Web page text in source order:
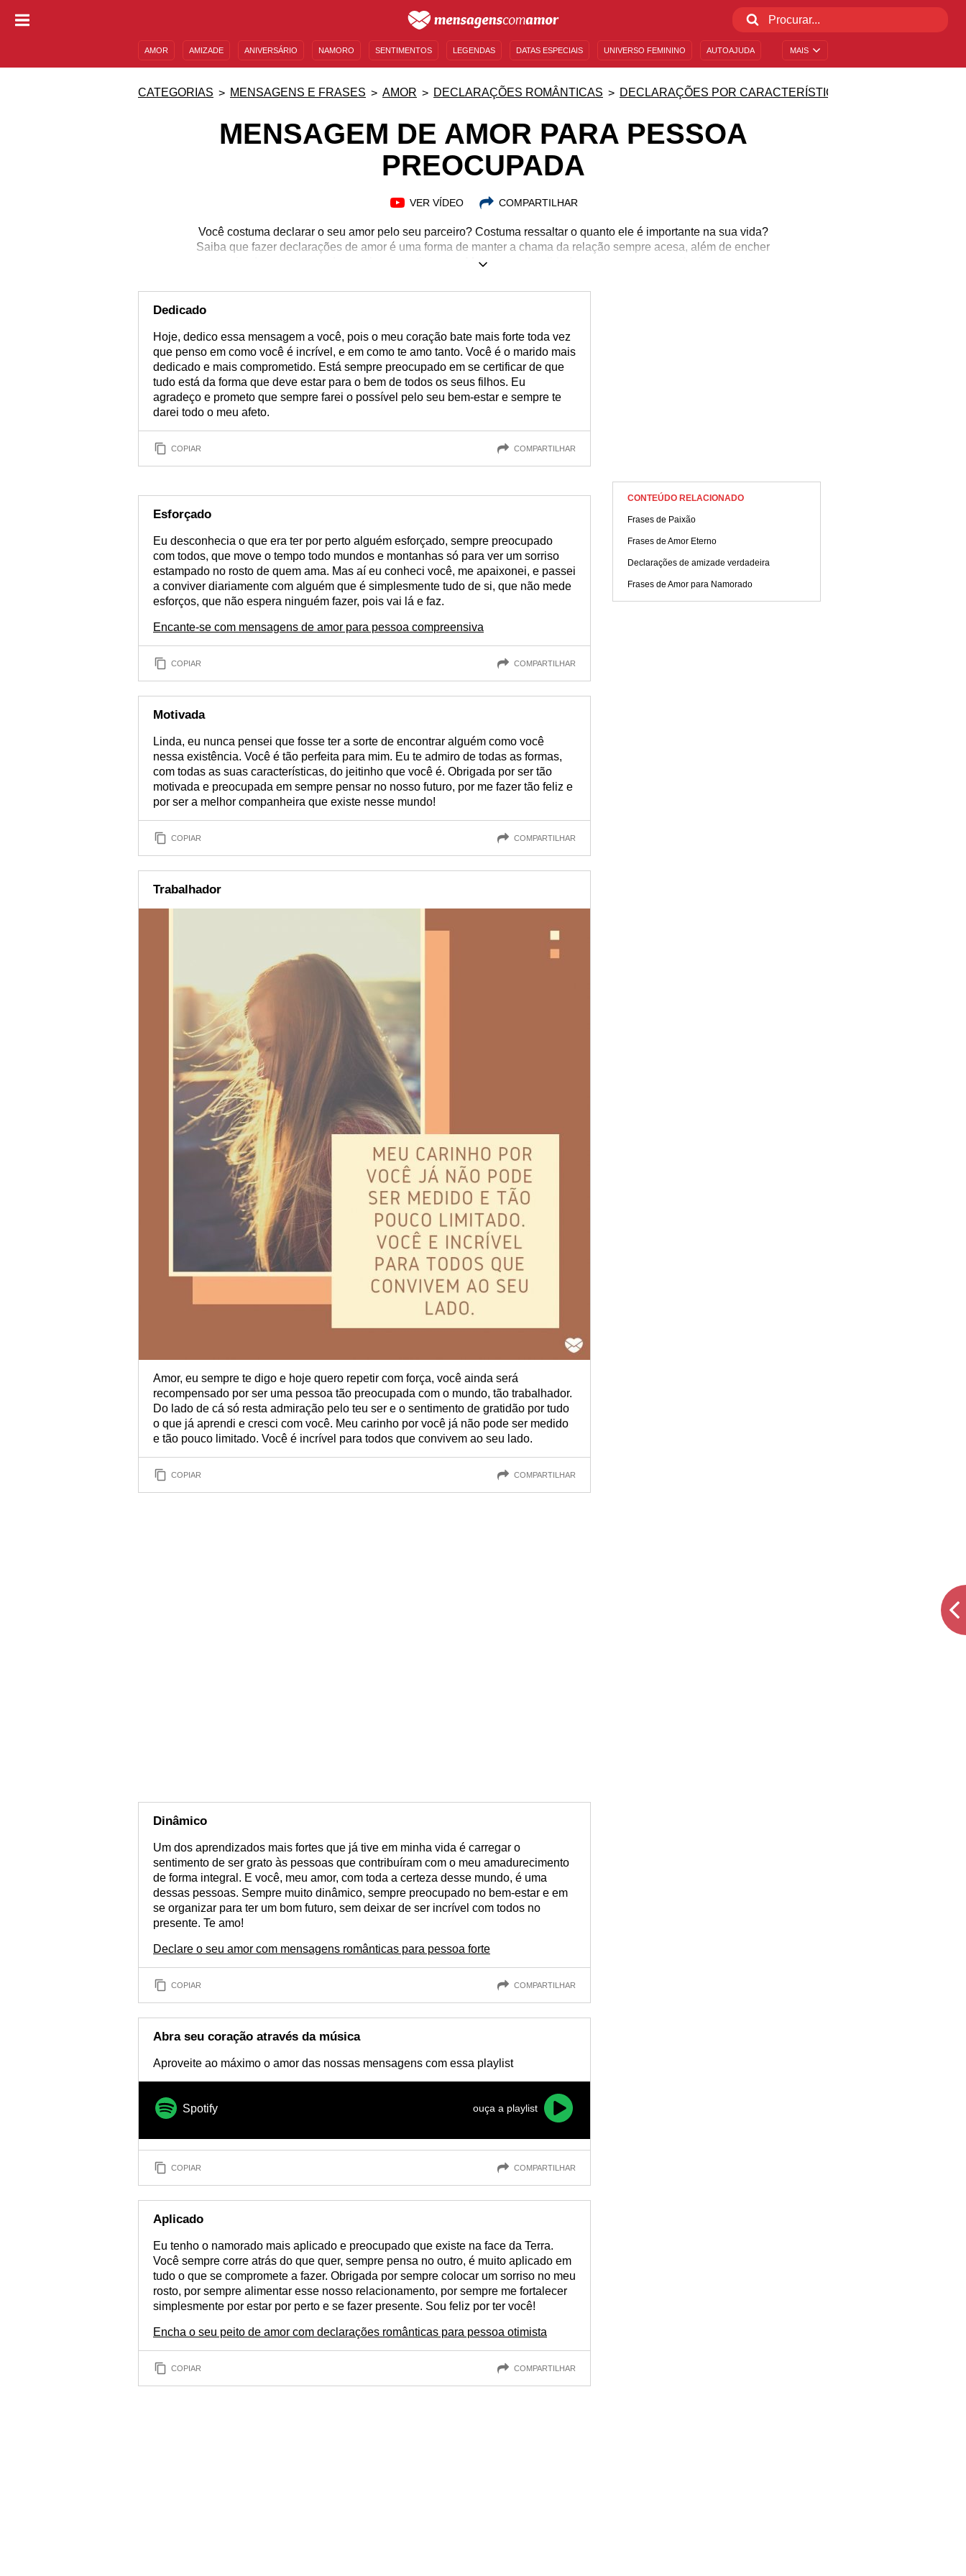
MAIS
AMOR AMIZADE ANIVERSÁRIO NAMORO SENTIMENTOS LEGENDAS DATAS ESPECIAIS UNIVERSO FEMININO AUTOAJUDA
CATEGORIAS MENSAGENS E FRASES AMOR DECLARAÇÕES ROMÂNTICAS DECLARAÇÕES POR CARACTERÍSTICA
MENSAGEM DE AMOR PARA PESSOA
PREOCUPADA
VER VÍDEO COMPARTILHAR
Você costuma declarar o seu amor pelo seu parceiro? Costuma ressaltar o quanto ele é importante na sua vida?
Saiba que fazer declarações de amor é uma forma de manter a chama da relação sempre acesa, além de encher
o peito da pessoa amada com bons sentimentos. Mesmo na pluralidade e entrega que um relacionamento
personalidade mais forte do que as outras. Neste caso, a preocupação pode ser um traço evidente na rotina de
uma pessoa; há quem viva sempre preocupado com algo. Você ama uma pessoa assim? Confira mensagens de
Dedicado
Hoje, dedico essa mensagem a você, pois o meu coração bate mais forte toda vez
que penso em como você é incrível, e em como te amo tanto. Você é o marido mais
dedicado e mais comprometido. Está sempre preocupado em se certificar de que
tudo está da forma que deve estar para o bem de todos os seus filhos. Eu
agradeço e prometo que sempre farei o possível pelo seu bem-estar e sempre te
darei todo o meu afeto.
COPIAR COMPARTILHAR
Esforçado
Eu desconhecia o que era ter por perto alguém esforçado, sempre preocupado
com todos, que move o tempo todo mundos e montanhas só para ver um sorriso
estampado no rosto de quem ama. Mas aí eu conheci você, me apaixonei, e passei
a conviver diariamente com alguém que é simplesmente tudo de si, que não mede
esforços, que não espera ninguém fazer, pois vai lá e faz.
Encante-se com mensagens de amor para pessoa compreensiva
COPIAR COMPARTILHAR
Motivada
Linda, eu nunca pensei que fosse ter a sorte de encontrar alguém como você
nessa existência. Você é tão perfeita para mim. Eu te admiro de todas as formas,
com todas as suas características, do jeitinho que você é. Obrigada por ser tão
motivada e preocupada em sempre pensar no nosso futuro, por me fazer tão feliz e
por ser a melhor companheira que existe nesse mundo!
COPIAR COMPARTILHAR
Trabalhador
Amor, eu sempre te digo e hoje quero repetir com força, você ainda será
recompensado por ser uma pessoa tão preocupada com o mundo, tão trabalhador.
Do lado de cá só resta admiração pelo teu ser e o sentimento de gratidão por tudo
o que já aprendi e cresci com você. Meu carinho por você já não pode ser medido
e tão pouco limitado. Você é incrível para todos que convivem ao seu lado.
COPIAR COMPARTILHAR
Dinâmico
Um dos aprendizados mais fortes que já tive em minha vida é carregar o
sentimento de ser grato às pessoas que contribuíram com o meu amadurecimento
de forma integral. E você, meu amor, com toda a certeza desse mundo, é uma
dessas pessoas. Sempre muito dinâmico, sempre preocupado no bem-estar e em
se organizar para ter um bom futuro, sem deixar de ser incrível com todos no
presente. Te amo!
Declare o seu amor com mensagens românticas para pessoa forte
COPIAR COMPARTILHAR
Abra seu coração através da música
Aproveite ao máximo o amor das nossas mensagens com essa playlist
Spotify ouça a playlist
COPIAR COMPARTILHAR
Aplicado
Eu tenho o namorado mais aplicado e preocupado que existe na face da Terra.
Você sempre corre atrás do que quer, sempre pensa no outro, é muito aplicado em
tudo o que se compromete a fazer. Obrigada por sempre colocar um sorriso no meu
rosto, por sempre alimentar esse nosso relacionamento, por sempre me fortalecer
simplesmente por estar por perto e se fazer presente. Sou feliz por ter você!
Encha o seu peito de amor com declarações românticas para pessoa otimista
COPIAR COMPARTILHAR
CONTEÚDO RELACIONADO
Frases de Paixão
Frases de Amor Eterno
Declarações de amizade verdadeira
Frases de Amor para Namorado